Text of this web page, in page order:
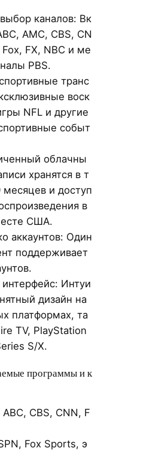
каналов: Вк
AMC, CBS, CN
Fox, FX, NBC и ме
PBS.
транс
воск
NFL и другие
событ
облачны
хранятся в т
и доступ
в
США.
аккаунтов: Один
поддерживает
Интуи
дизайн на
платформах, та
TV, PlayStation
S/X.
программы и к
CBS, CNN, F
Fox Sports, э